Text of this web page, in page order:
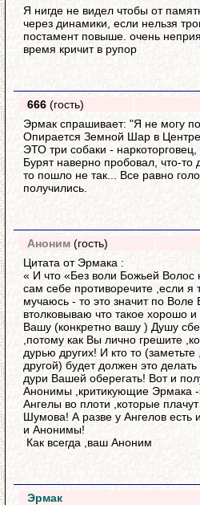
Я нигде не видел чтобы от
через динамики, если нельзя
постамент повыше. очень
время кричит в рупор
666 (гость)
Эрмак спрашивает: "Я не могу
Опирается Земной Шар в
ЭТО три собаки - наркоторговец,
Бурят наверно пробовал, что-то
то пошло не так... Все равно
получились.
Аноним (гость)
Цитата от Эрмака :
« И что «Без воли Божьей
сам себе противоречите ,если я
мучаюсь - то это значит по Воле
втолковываю что такое хорошо
Вашу (конкретно вашу ) Душу
,потому как Вы лично грешите
дурью других! И кто то (заметьте
другой) будет должен это
дури Вашей оберегать! Вот и
Анонимы ,критикующие Эрмака -
Ангелы во плоти ,которые
Шумова! А разве у Ангелов
и Анонимы!
Как всегда ,ваш Аноним
Эрмак